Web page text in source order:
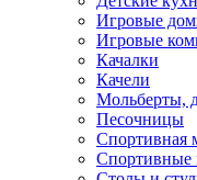
Игровые
Игровые
Качалки
Качели
Мольберты,
Песочницы
Спортивная
Спортивные